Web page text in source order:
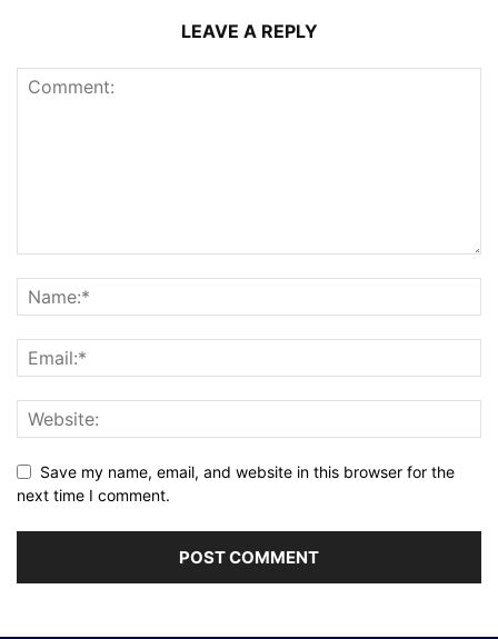
LEAVE A REPLY
Save my name, email, and website in this browser for the
next time I comment.